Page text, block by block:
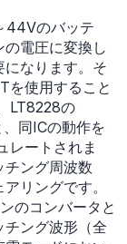
44Vのバッテ
電圧に変換し
になります。そ
を使用すること
LT8228の
同ICの動作を
レートされま
ング周波数
リングです。
のコンバータと
ング波形（全